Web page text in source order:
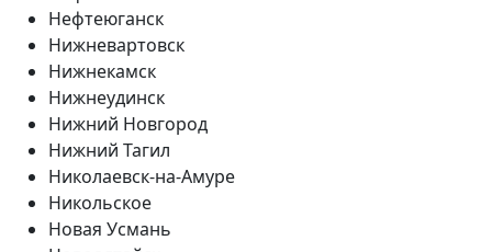
Нефтеюганск
Нижневартовск
Нижнекамск
Нижнеудинск
Нижний Новгород
Нижний Тагил
Николаевск-на-Амуре
Никольское
Новая Усмань